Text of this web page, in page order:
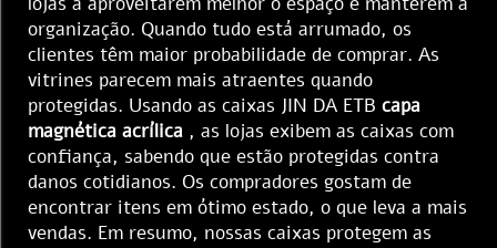
organização. Quando tudo está arrumado, os
clientes têm maior probabilidade de comprar. As
vitrines parecem mais atraentes quando
protegidas. Usando as caixas JIN DA ETB capa
magnética acrílica , as lojas exibem as caixas com
confiança, sabendo que estão protegidas contra
danos cotidianos. Os compradores gostam de
encontrar itens em ótimo estado, o que leva a mais
vendas. Em resumo, nossas caixas protegem as